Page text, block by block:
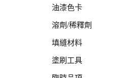
油漆色卡
溶劑/稀釋劑
填縫材料
塗刷工具